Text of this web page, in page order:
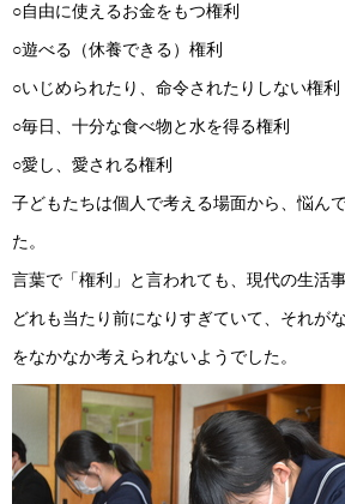
○自由に使えるお金をもつ権利
○遊べる（休養できる）権利
○いじめられたり、命令されたりしない権利
○毎日、十分な食べ物と水を得る権利
○愛し、愛される権利
子どもたちは個人で考える場面から、悩ん
た。
言葉で「権利」と言われても、現代の生活
どれも当たり前になりすぎていて、それが
をなかなか考えられないようでした。